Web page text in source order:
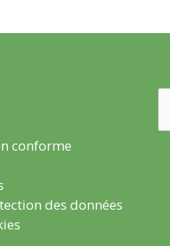
conforme
des données